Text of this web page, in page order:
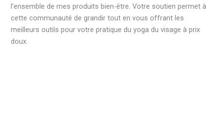
l’ensemble de mes produits bien-être. Votre soutien permet à
cette communauté de grandir tout en vous offrant les
meilleurs outils pour votre pratique du yoga du visage à prix
doux.